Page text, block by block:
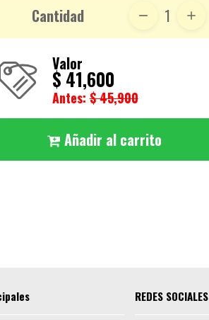
Cantidad 1
Valor
$ 41,600
Antes:$ 45,900
Añadir al carrito
REDES SOCIALES